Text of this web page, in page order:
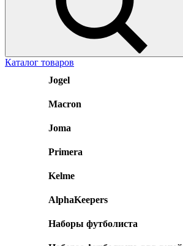
Каталог товаров
Jogel
Macron
Joma
Primera
Kelme
AlphaKeepers
Наборы футболиста